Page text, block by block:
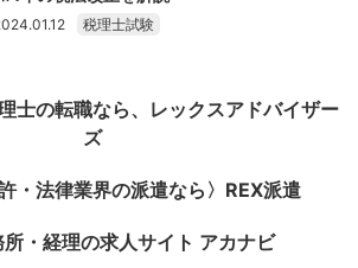
税理士試験